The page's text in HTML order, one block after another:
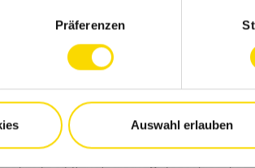
Präferenzen
Auswahl erlauben
sind: Global Player und
Stunden-Woche, 30 Tage Urlaub und
mehr bieten: Kitaplätze, Events für
Kinderbetreuungszuschüsse.
mehr erreichen – heute für morgen.